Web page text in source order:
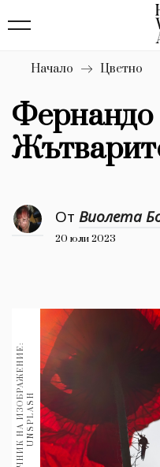
Бизнес
Мода
Dialogue
Изкуство
4340
Красота
777
Книги
30+ 1970
Гурме
Пътувай
237
Начало Цветно
От Виолета
20 юли 2023
И
З
Т
О
Ч
Н
И
К
Н
А
И
З
О
Б
Р
А
Ж
Е
Н
И
Е
:
U
N
S
P
L
A
SH